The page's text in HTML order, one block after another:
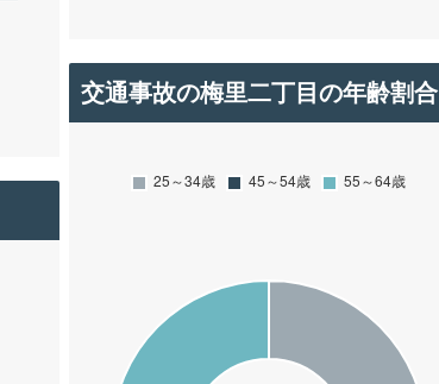
交通事故の梅里二丁目の年齢割合